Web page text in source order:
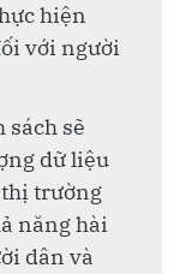
hiện
với người
sẽ
dữ liệu
thị trường
năng hài
dân và